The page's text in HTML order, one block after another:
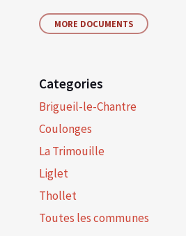
MORE DOCUMENTS
Categories
Brigueil-le-Chantre
Coulonges
La Trimouille
Liglet
Thollet
Toutes les communes